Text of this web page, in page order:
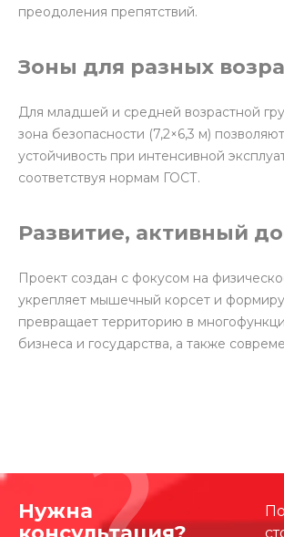
преодоления препятствий.
Зоны для разных
Для младшей и средней возрастной
зона безопасности (7,2×6,3 м)
устойчивость при интенсивной
соответствуя нормам ГОСТ.
Развитие, активный
Проект создан с фокусом на
укрепляет мышечный корсет и
превращает территорию в
бизнеса и государства, а также
Нужна